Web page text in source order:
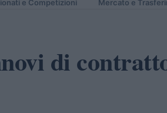
e Competizioni Mercato e
di